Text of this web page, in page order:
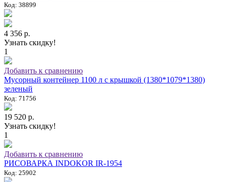
Код: 38899
4 356 р.
Узнать скидку!
1
Добавить к сравнению
Мусорный контейнер 1100 л с крышкой (1380*1079*1380)
зеленый
Код: 71756
19 520 р.
Узнать скидку!
1
Добавить к сравнению
РИСОВАРКА INDOKOR IR-1954
Код: 25902